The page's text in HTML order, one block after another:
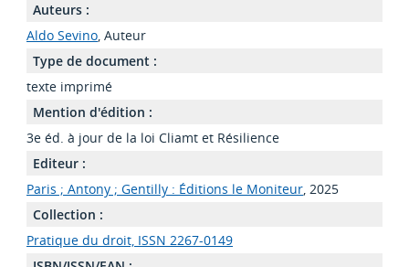
Auteurs :
Aldo Sevino, Auteur
Type de document :
texte imprimé
Mention d'édition :
3e éd. à jour de la loi Cliamt et Résilience
Editeur :
Paris ; Antony ; Gentilly : Éditions le Moniteur, 2025
Collection :
Pratique du droit, ISSN 2267-0149